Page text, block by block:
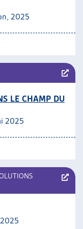
2025
LE CHAMP DU
2025